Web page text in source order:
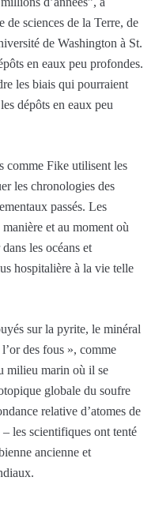
de sciences de la Terre, de
de Washington à St.
en eaux peu profondes.
les biais qui pourraient
dépôts en eaux peu
comme Fike utilisent les
les chronologies des
passés. Les
et au moment où
les océans et
hospitalière à la vie telle
sur la pyrite, le minéral
des fous », comme
milieu marin où il se
globale du soufre
relative d’atomes de
les scientifiques ont tenté
ancienne et